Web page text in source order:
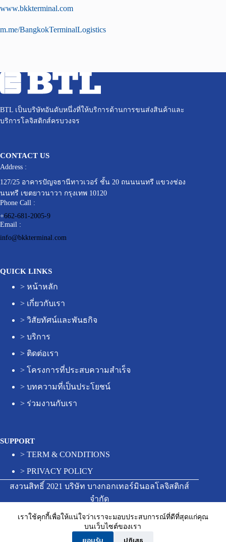
เราใช้คุกกี้เพื่อให้แน่ใจว่าเราจะมอบประสบการณ์ที่ดีที่สุดแก่คุณ
บนเว็บไซต์ของเรา
www.bkkterminal.com
m.me/BangkokTerminalLogistics
BTL เป็นบริษัทอันดับหนึ่งที่ให้บริการด้านการขนส่งสินค้าและ
บริการโลจิสติกส์ครบวงจร
CONTACT US
Address :
127/25 อาคารปัญจธานีทาวเวอร์ ชั้น 20 ถนนนนทรี แขวงช่อง
นนทรี เขตยาวนาวา กรุงเทพ 10120
Phone Call :
+662-681-2005-9
Email :
info@bkkterminal.com
QUICK LINKS
> หน้าหลัก
> เกี่ยวกับเรา
> วิสัยทัศน์และพันธกิจ
> บริการ
> ติดต่อเรา
> โครงการที่ประสบความสำเร็จ
> บทความที่เป็นประโยชน์
> ร่วมงานกับเรา
SUPPORT
> TERM & CONDITIONS
> PRIVACY POLICY
สงวนสิทธิ์ 2021 บริษัท บางกอกเทอร์มินอลโลจิสติกส์
จำกัด